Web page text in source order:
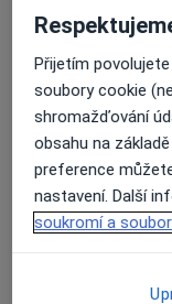
K čemu je
Přijetím
soubory cookie
shromažďování
obsahu na
preference
nastavení. Další
soukromí a